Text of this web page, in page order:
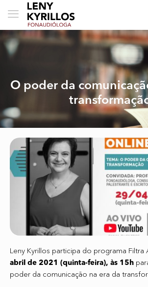
O poder da
Leny Kyrillos participa do programa Filtra
abril de 2021 (quinta-feira), às 15h
poder da comunicação na era da